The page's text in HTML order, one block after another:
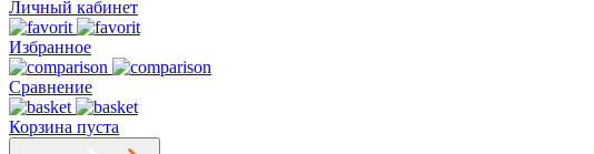
Личный кабинет
Избранное
Сравнение
Корзина пуста